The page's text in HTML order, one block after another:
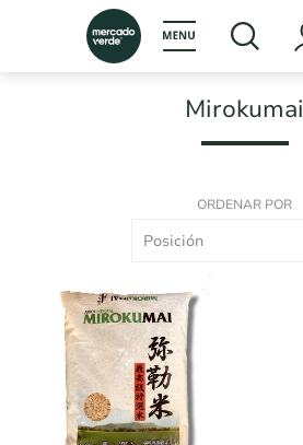
Mirokumai
ORDENAR POR